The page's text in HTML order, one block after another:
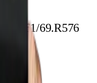
69.R576